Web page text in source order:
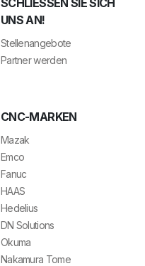
NS AN!
Stellenangebote
Partner werden
CNC-MARKEN
Mazak
Emco
Fanuc
HAAS
Hedelius
DN Solutions
Okuma
Nakamura Tome